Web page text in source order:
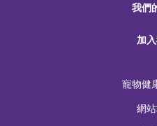
我們
加
寵物健
網